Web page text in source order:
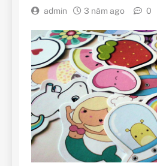
admin 3 năm ago 0